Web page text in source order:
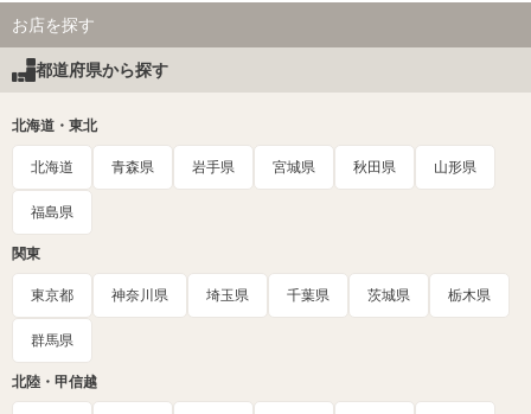
お店を探す
都道府県から探す
北海道・東北
北海道 青森県 岩手県 宮城県 秋田県 山形県
福島県
関東
東京都 神奈川県 埼玉県 千葉県 茨城県 栃木県
群馬県
北陸・甲信越